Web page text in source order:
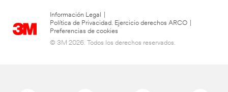
Información Legal
Política de Privacidad. Ejercicio derechos ARCO
Preferencias de cookies
© 3M 2026. Todos los derechos reservados.